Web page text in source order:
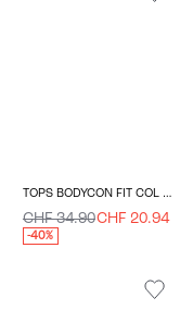
TOPS BODYCON FIT COL EN V
CHF 34.90CHF 20.94
-40%